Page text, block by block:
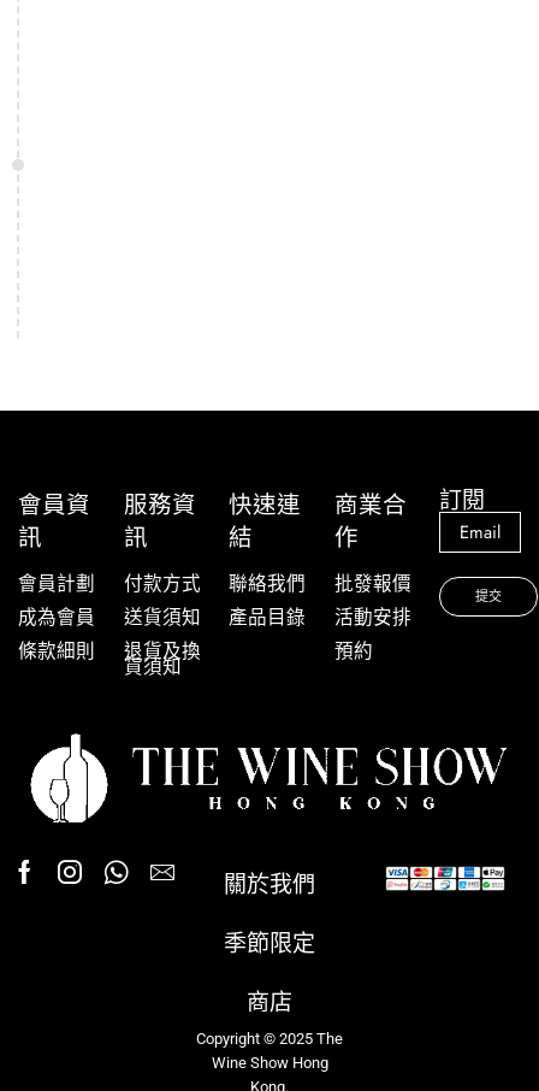
會員資
訊
會員計劃
成為會員
條款細則
服務資
訊
付款方式
送貨須知
退貨及換
貨須知
快速連
結
聯絡我們
產品目錄
商業合
作
批發報價
活動安排
預約
訂閱
關於我們
季節限定
商店
Copyright © 2025 The
Wine Show Hong
Kong.